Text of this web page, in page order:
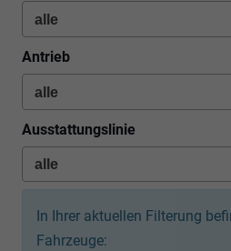
Antrieb
Ausstattungslinie
In Ihrer aktuellen Filterung
Fahrzeuge: